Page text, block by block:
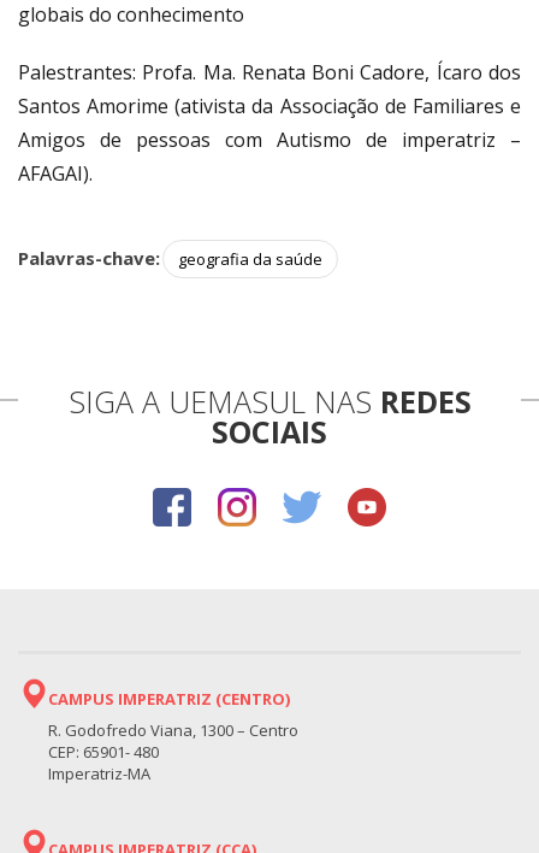
globais do conhecimento
Palestrantes: Profa. Ma. Renata Boni Cadore, Ícaro dos
Santos Amorime (ativista da Associação de Familiares e
Amigos de pessoas com Autismo de imperatriz –
AFAGAI).
Palavras-chave: geografia da saúde
SIGA A UEMASUL NAS REDES
SOCIAIS
CAMPUS IMPERATRIZ (CENTRO)
R. Godofredo Viana, 1300 – Centro
CEP: 65901- 480
Imperatriz-MA